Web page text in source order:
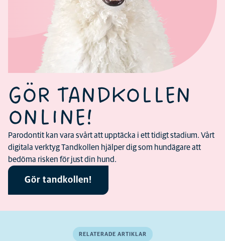
GÖR TANDKOLLEN
ONLINE!
Parodontit kan vara svårt att upptäcka i ett tidigt stadium. Vårt
digitala verktyg Tandkollen hjälper dig som hundägare att
bedöma risken för just din hund.
Gör tandkollen!
RELATERADE ARTIKLAR